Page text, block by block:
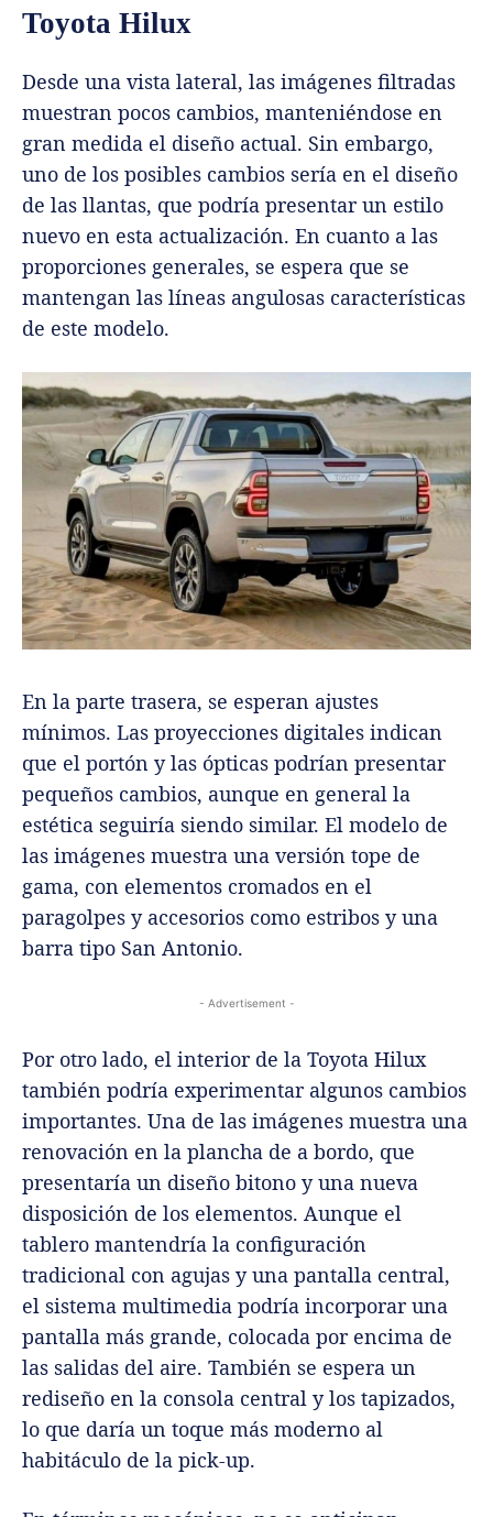
Toyota Hilux
Desde una vista lateral, las imágenes filtradas
muestran pocos cambios, manteniéndose en
gran medida el diseño actual. Sin embargo,
uno de los posibles cambios sería en el diseño
de las llantas, que podría presentar un estilo
nuevo en esta actualización. En cuanto a las
proporciones generales, se espera que se
mantengan las líneas angulosas características
de este modelo.
En la parte trasera, se esperan ajustes
mínimos. Las proyecciones digitales indican
que el portón y las ópticas podrían presentar
pequeños cambios, aunque en general la
estética seguiría siendo similar. El modelo de
las imágenes muestra una versión tope de
gama, con elementos cromados en el
paragolpes y accesorios como estribos y una
barra tipo San Antonio.
- Advertisement -
Por otro lado, el interior de la Toyota Hilux
también podría experimentar algunos cambios
importantes. Una de las imágenes muestra una
renovación en la plancha de a bordo, que
presentaría un diseño bitono y una nueva
disposición de los elementos. Aunque el
tablero mantendría la configuración
tradicional con agujas y una pantalla central,
el sistema multimedia podría incorporar una
pantalla más grande, colocada por encima de
las salidas del aire. También se espera un
rediseño en la consola central y los tapizados,
lo que daría un toque más moderno al
habitáculo de la pick-up.